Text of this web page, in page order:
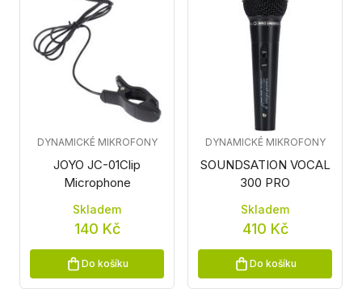
JOYO JC-01Clip
Microphone
DYNAMICKÉ MIKROFONY
Skladem
140 Kč
Do košíku
SOUNDSATION VOCAL
300 PRO
DYNAMICKÉ MIKROFONY
Skladem
410 Kč
Do košíku